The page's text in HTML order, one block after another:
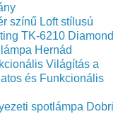
színű Loft stílusú
TK-6210 Diamond
Hernád
Világítás a
és Funkcionális
spotlámpa Dobri